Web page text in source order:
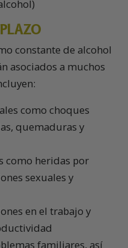
constante de alcohol
asociados a muchos
como choques
quemaduras y
como heridas por
sexuales y
en el trabajo y
familiares, así